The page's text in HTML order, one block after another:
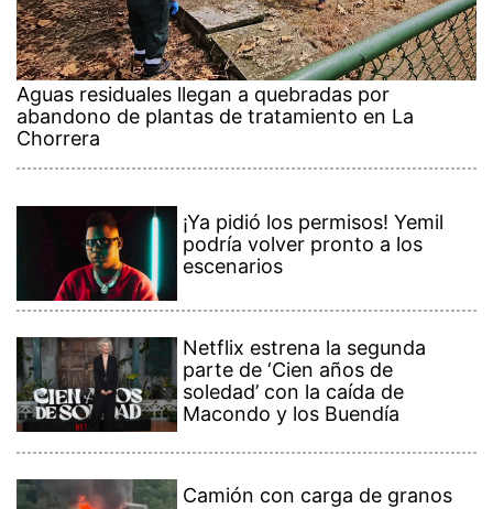
Aguas residuales llegan a quebradas por
abandono de plantas de tratamiento en La
Chorrera
¡Ya pidió los permisos! Yemil
podría volver pronto a los
escenarios
Netflix estrena la segunda
parte de ‘Cien años de
soledad’ con la caída de
Macondo y los Buendía
Camión con carga de granos